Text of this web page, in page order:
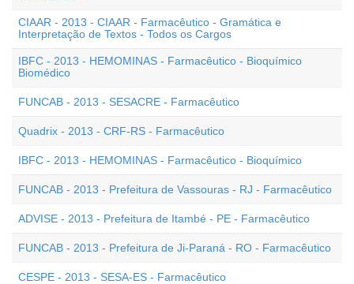
CIAAR - 2013 - CIAAR - Farmacêutico - Gramática e
Interpretação de Textos - Todos os Cargos
IBFC - 2013 - HEMOMINAS - Farmacêutico - Bioquímico
Biomédico
FUNCAB - 2013 - SESACRE - Farmacêutico
Quadrix - 2013 - CRF-RS - Farmacêutico
IBFC - 2013 - HEMOMINAS - Farmacêutico - Bioquímico
FUNCAB - 2013 - Prefeitura de Vassouras - RJ - Farmacêutico
ADVISE - 2013 - Prefeitura de Itambé - PE - Farmacêutico
FUNCAB - 2013 - Prefeitura de Ji-Paraná - RO - Farmacêutico
CESPE - 2013 - SESA-ES - Farmacêutico